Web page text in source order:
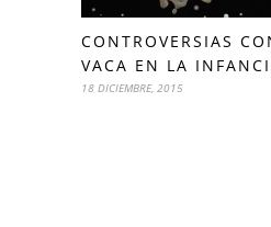
CONTROVERSIAS
VACA EN LA
18 DICIEMBRE, 2015